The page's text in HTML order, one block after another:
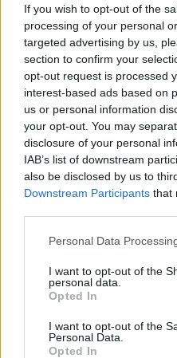
If you wish to opt-out of the
processing of your personal
targeted advertising by us,
section to confirm your
opt-out request is processed
interest-based ads based on
us or personal information
your opt-out. You may
disclosure of your personal
IAB’s list of downstream
also be disclosed by us to
Downstream Participants that
Please note that this
not limited to your visit or
grant or deny consent to
use your data for below
consent section.
Personal Data
I want to opt-out of the
personal data.
Opted In
I want to opt-out of the
Personal Data.
Opted In
tassonomia leggera per
informazioni rilevanti
definito.
Il principale obiettivo di
rendere ChatGPT un
team possano costruire
decisioni informate e
senza dover ripartire da
rendere ChatGPT un
team possano costruire
decisioni informate e
senza dover ripartire da